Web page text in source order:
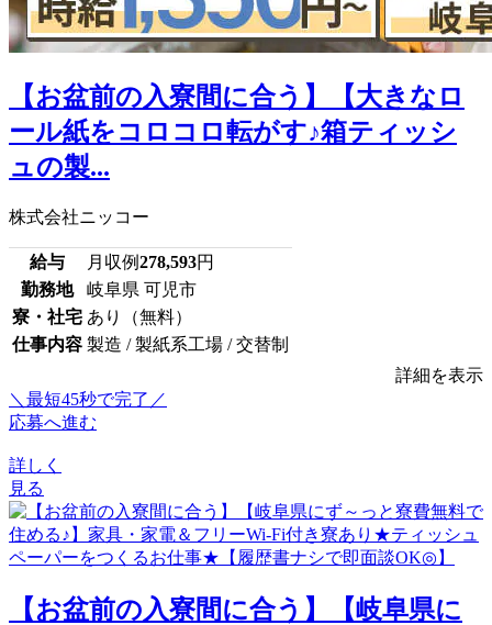
【お盆前の入寮間に合う】【大きなロ
ール紙をコロコロ転がす♪箱ティッシ
ュの製...
株式会社ニッコー
給与 月収例278,593円
勤務地
岐阜県 可児市
寮・社宅 あり（無料）
仕事内容 製造 / 製紙系工場 / 交替制
詳細を表示
＼最短45秒で完了／
応募へ進む
詳しく
見る
【お盆前の入寮間に合う】【岐阜県に